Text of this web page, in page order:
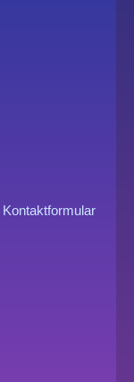
Kontaktformular